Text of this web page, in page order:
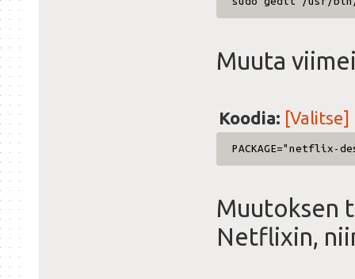
Muuta
Koodia: [Valitse]
PACKAGE="netflix-
Muutoksen
Netflixin,